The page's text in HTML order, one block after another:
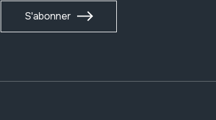
S'abonner